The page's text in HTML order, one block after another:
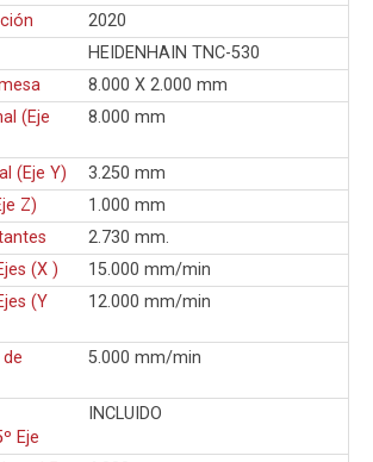
2020
HEIDENHAIN TNC-530
8.000 X 2.000 mm
(Eje
8.000 mm
(Eje Y)
3.250 mm
Z)
1.000 mm
2.730 mm.
(X )
15.000 mm/min
(Y
12.000 mm/min
5.000 mm/min
Eje
INCLUIDO